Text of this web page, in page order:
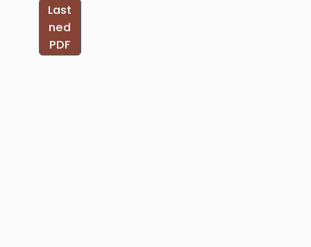
Last
ned
PDF